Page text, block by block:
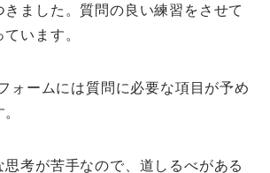
きました。質問の良い練習をさせて
います。
ォームには質問に必要な項目が予め
考が苦手なので、道しるべがある